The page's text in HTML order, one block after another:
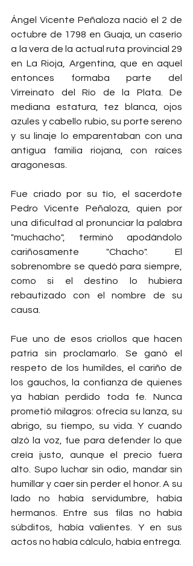
Ángel Vicente Peñaloza nació el 2 de
octubre de 1798 en Guaja, un caserío
a la vera de la actual ruta provincial 29
en La Rioja, Argentina, que en aquel
entonces formaba parte del
Virreinato del Río de la Plata. De
mediana estatura, tez blanca, ojos
azules y cabello rubio, su porte sereno
y su linaje lo emparentaban con una
antigua familia riojana, con raíces
aragonesas.
Fue criado por su tío, el sacerdote
Pedro Vicente Peñaloza, quien por
una dificultad al pronunciar la palabra
"muchacho", terminó apodándolo
cariñosamente "Chacho". El
sobrenombre se quedó para siempre,
como si el destino lo hubiera
rebautizado con el nombre de su
causa.
Fue uno de esos criollos que hacen
patria sin proclamarlo. Se ganó el
respeto de los humildes, el cariño de
los gauchos, la confianza de quienes
ya habían perdido toda fe. Nunca
prometió milagros: ofrecía su lanza, su
abrigo, su tiempo, su vida. Y cuando
alzó la voz, fue para defender lo que
creía justo, aunque el precio fuera
alto. Supo luchar sin odio, mandar sin
humillar y caer sin perder el honor. A su
lado no había servidumbre, había
hermanos. Entre sus filas no había
súbditos, había valientes. Y en sus
actos no había cálculo, había entrega.